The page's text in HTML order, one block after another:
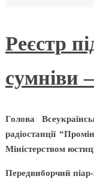
Реєстр
сумніви
Голова
радіостанції
Міністерством
Передвиборчий